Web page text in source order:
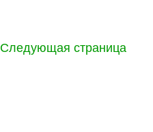
Следующая страница